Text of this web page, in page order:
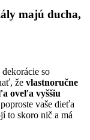
majú ducha,
so
že vlastnoručne
oveľa vyššiu
vaše dieťa
to skoro nič a má